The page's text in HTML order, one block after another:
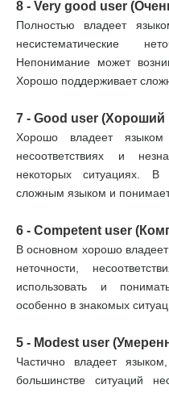
8 - Very good user
Полностью владеет
несистематические
Непонимание может
Хорошо поддерживает
7 - Good user (Хороший
Хорошо владеет языком
несоответствиях и
некоторых ситуациях. В
сложным языком и
6 - Competent user
В основном хорошо
неточности,
использовать и
особенно в знакомых
5 - Modest user
Частично владеет
большинстве ситуаций